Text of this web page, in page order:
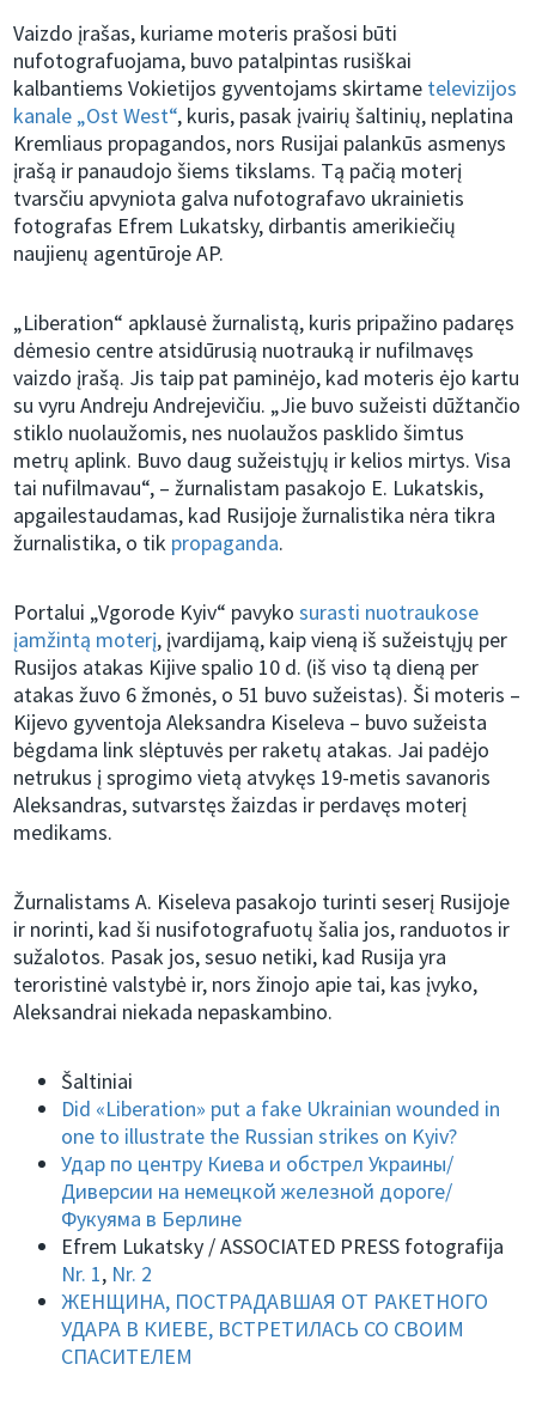
Vaizdo įrašas, kuriame moteris prašosi būti
nufotografuojama, buvo patalpintas rusiškai
kalbantiems Vokietijos gyventojams skirtame televizijos
kanale „Ost West“, kuris, pasak įvairių šaltinių, neplatina
Kremliaus propagandos, nors Rusijai palankūs asmenys
įrašą ir panaudojo šiems tikslams. Tą pačią moterį
tvarsčiu apvyniota galva nufotografavo ukrainietis
fotografas Efrem Lukatsky, dirbantis amerikiečių
naujienų agentūroje AP.
„Liberation“ apklausė žurnalistą, kuris pripažino padaręs
dėmesio centre atsidūrusią nuotrauką ir nufilmavęs
vaizdo įrašą. Jis taip pat paminėjo, kad moteris ėjo kartu
su vyru Andreju Andrejevičiu. „Jie buvo sužeisti dūžtančio
stiklo nuolaužomis, nes nuolaužos pasklido šimtus
metrų aplink. Buvo daug sužeistųjų ir kelios mirtys. Visa
tai nufilmavau“, – žurnalistam pasakojo E. Lukatskis,
apgailestaudamas, kad Rusijoje žurnalistika nėra tikra
žurnalistika, o tik propaganda.
Portalui „Vgorode Kyiv“ pavykosurasti nuotraukose
įamžintą moterį, įvardijamą, kaip vieną iš sužeistųjų per
Rusijos atakas Kijive spalio 10 d. (iš viso tą dieną per
atakas žuvo 6 žmonės, o 51 buvo sužeistas). Ši moteris –
Kijevo gyventoja Aleksandra Kiseleva – buvo sužeista
bėgdama link slėptuvės per raketų atakas. Jai padėjo
netrukus į sprogimo vietą atvykęs 19-metis savanoris
Aleksandras, sutvarstęs žaizdas ir perdavęs moterį
medikams.
Žurnalistams A. Kiseleva pasakojo turinti seserį Rusijoje
ir norinti, kad ši nusifotografuotų šalia jos, randuotos ir
sužalotos. Pasak jos, sesuo netiki, kad Rusija yra
teroristinė valstybė ir, nors žinojo apie tai, kas įvyko,
Aleksandrai niekada nepaskambino.
Šaltiniai
Did «Liberation» put a fake Ukrainian wounded in
one to illustrate the Russian strikes on Kyiv?
Удар по центру Киева и обстрел Украины/
Диверсии на немецкой железной дороге/
Фукуяма в Берлине
Efrem Lukatsky / ASSOCIATED PRESS fotografija
Nr. 1, Nr. 2
ЖЕНЩИНА, ПОСТРАДАВШАЯ ОТ РАКЕТНОГО
УДАРА В КИЕВЕ, ВСТРЕТИЛАСЬ СО СВОИМ
СПАСИТЕЛЕМ